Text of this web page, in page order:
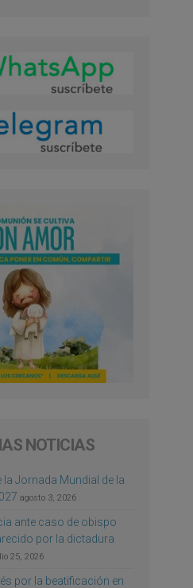
NOTICIAS
Jornada Mundial de la
agosto 3, 2026
ante caso de obispo
por la dictadura
25, 2026
por la beatificación en